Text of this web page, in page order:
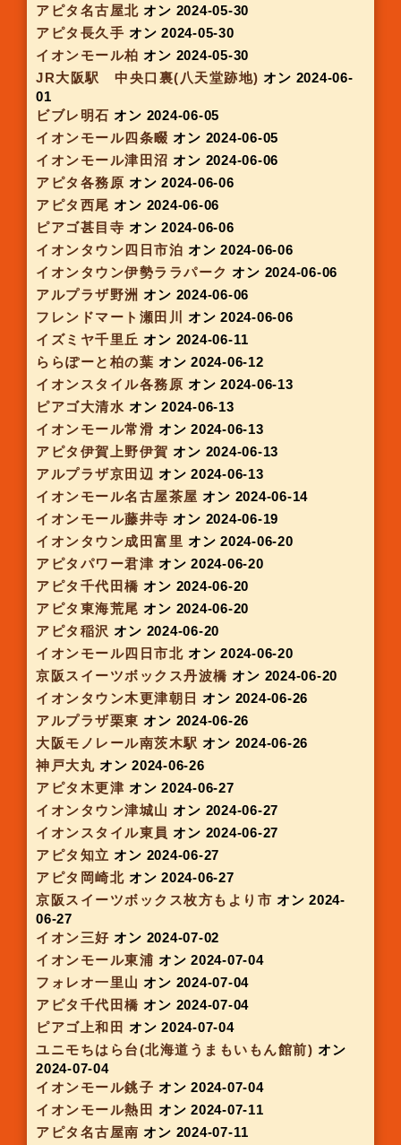
アピタ緑オン 2024-05-02
アルプラザ草津オン 2024-05-07
JR四条駅オン 2024-05-08
京阪三条駅
オン 2024-05-08
ラクト山科
あべのハルカスB1Fオン 2024-05-08
ピアゴ瑞浪オン 2024-05-09
フォレオ一里山オン 2024-05-09
メガドンキ嬉野オン 2024-05-09
T-FACEオン 2024-05-10
大阪モノレール千里中央オン 2024-05-15
大阪モノレール彩都西 オン 2024-05-15
ピアゴラフーズスコア徳重オン 2024-05-16
アピタ岡崎北オン 2024-05-16
イオンモール熱田オン 2024-05-16
イオンモール名古屋茶屋オン 2024-05-16
アピタ松阪三雲オン 2024-05-16
アピタ金沢文庫オン 2024-05-16
三宮センタープラザ タイヨー横
21
そごう横浜 オン 2024-05-21
OPA2三宮オン 2024-05-22
アピタ港オン 2024-05-23
アピタ西尾 オン 2024-05-23
ピアゴ印場 オン 2024-05-23
イオンモールナゴヤドーム前オン 2024-05-23
アピタ大和郡山 オン 2024-05-23
イオンモール成田オン 2024-05-23
アルプラザ宇治東オン 2024-05-29
アピタ岩倉 オン 2024-05-30
イオンモール鈴鹿 オン 2024-05-30
アピタ大府 オン 2024-05-30
アピタ名古屋北 オン 2024-05-30
アピタ長久手 オン 2024-05-30
イオンモール柏オン 2024-05-30
JR大阪駅 中央口裏(八天堂跡地)
01
ビブレ明石
オン 2024-06-05
イオンモール四条畷 オン 2024-06-05
イオンモール津田沼
アピタ各務原 オン 2024-06-06
アピタ西尾
オン 2024-06-06
ピアゴ甚目寺オン 2024-06-06
イオンタウン四日市泊オン 2024-06-06
イオンタウン伊勢ララパーク オン 2024-06-06
アルプラザ野洲 オン 2024-06-06
フレンドマート瀬田川オン 2024-06-06
イズミヤ千里丘オン 2024-06-11
ららぽーと柏の葉
イオンスタイル各務原オン 2024-06-13
ピアゴ大清水オン 2024-06-13
イオンモール常滑オン 2024-06-13